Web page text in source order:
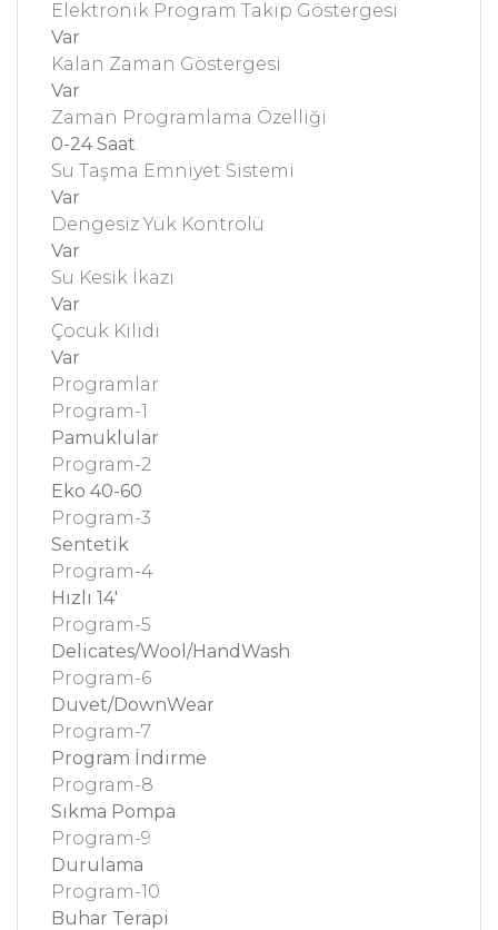
Elektronik Program Takip Göstergesi
Var
Kalan Zaman Göstergesi
Var
Zaman Programlama Özelliği
0-24 Saat
Su Taşma Emniyet Sistemi
Var
Dengesiz Yük Kontrolü
Var
Su Kesik İkazı
Var
Çocuk Kilidi
Var
Programlar
Program-1
Pamuklular
Program-2
Eko 40-60
Program-3
Sentetik
Program-4
Hızlı 14'
Program-5
Delicates/Wool/HandWash
Program-6
Duvet/DownWear
Program-7
Program İndirme
Program-8
Sıkma Pompa
Program-9
Durulama
Program-10
Buhar Terapi